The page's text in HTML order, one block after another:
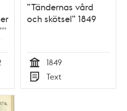
”Tändernas vård
och skötsel” 1849
Tid
1849
Typ
Text